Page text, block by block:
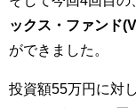
ックス・ファンド
ができました。
投資額55万円に対